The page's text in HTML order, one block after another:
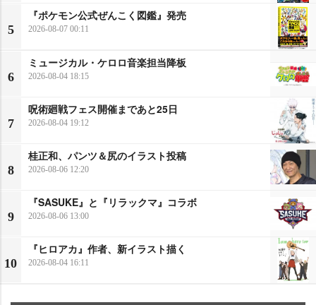
5
『ポケモン公式ぜんこく図鑑』発売
2026-08-07 00:11
6
ミュージカル・ケロロ音楽担当降板
2026-08-04 18:15
7
呪術廻戦フェス開催まであと25日
2026-08-04 19:12
8
桂正和、パンツ＆尻のイラスト投稿
2026-08-06 12:20
9
『SASUKE』と『リラックマ』コラボ
2026-08-06 13:00
10
『ヒロアカ』作者、新イラスト描く
2026-08-04 16:11